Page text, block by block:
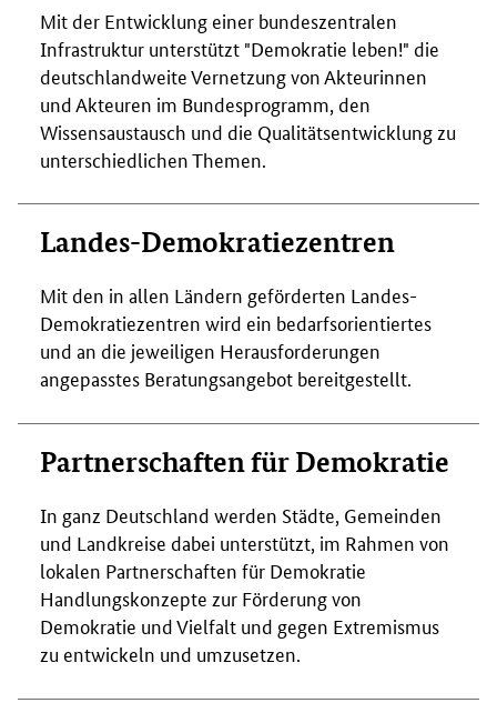
Mit der Entwicklung einer bundeszentralen
Infrastruktur unterstützt "Demokratie leben!" die
deutschlandweite Vernetzung von Akteurinnen
und Akteuren im Bundesprogramm, den
Wissensaustausch und die Qualitätsentwicklung zu
unterschiedlichen Themen.
Landes-Demokratiezentren
Mit den in allen Ländern geförderten Landes-
Demokratiezentren wird ein bedarfsorientiertes
und an die jeweiligen Herausforderungen
angepasstes Beratungsangebot bereitgestellt.
Partnerschaften für Demokratie
In ganz Deutschland werden Städte, Gemeinden
und Landkreise dabei unterstützt, im Rahmen von
lokalen Partnerschaften für Demokratie
Handlungskonzepte zur Förderung von
Demokratie und Vielfalt und gegen Extremismus
zu entwickeln und umzusetzen.